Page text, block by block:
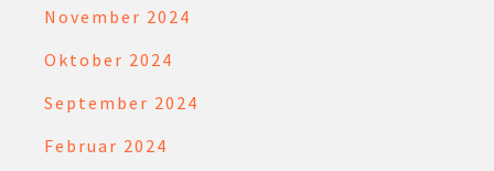
November 2024
Oktober 2024
September 2024
Februar 2024